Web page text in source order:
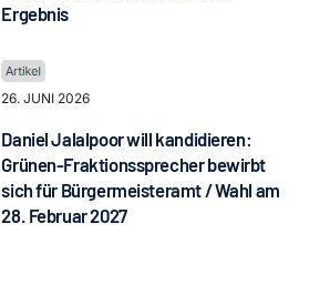
Ergebnis
26. JUNI 2026
Daniel Jalalpoor will kandidieren:
Grünen-Fraktionssprecher bewirbt
sich für Bürgermeisteramt / Wahl am
28. Februar 2027